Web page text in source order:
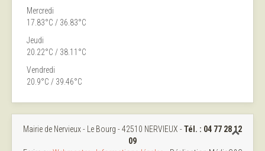
Mercredi
17.83°C / 36.83°C
Jeudi
20.22°C / 38.11°C
Vendredi
20.9°C / 39.46°C
Mairie de Nervieux - Le Bourg - 42510 NERVIEUX -Tél. : 04 77 28 12
09